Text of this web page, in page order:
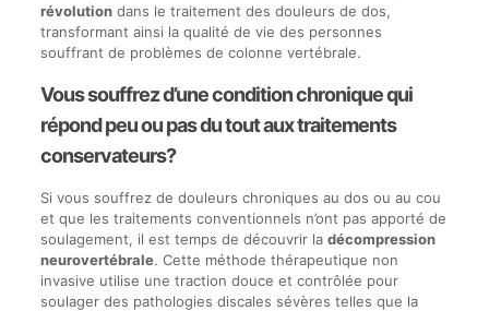
révolutiondans le traitement des douleurs de dos,
transformant ainsi la qualité de vie des personnes
souffrant de problèmes de colonne vertébrale.
Vous souffrez d’une condition chronique qui
répond peu ou pas du tout aux traitements
conservateurs?
Si vous souffrez de douleurs chroniques au dos ou au cou
et que les traitements conventionnels n’ont pas apporté de
soulagement, il est temps de découvrir la décompression
neurovertébrale. Cette méthode thérapeutique non
invasive utilise une traction douce et contrôlée pour
soulager des pathologies discales sévères telles que la